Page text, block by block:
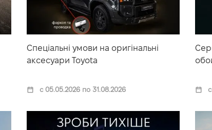
Спеціальні умови на оригінальні
аксесуари Toyota
с 05.05.2026 по 31.08.2026